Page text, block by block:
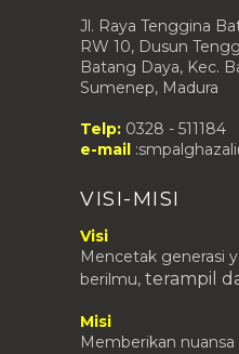
Jl. Raya Tenggina
RW 10, Dusun
Batang Daya, Kec.
Sumenep, Madura
Telp: 0328 - 511184
e-mail
VISI-MISI
Visi
Mencetak generasi
berilmu, terampil
Misi
Memberikan